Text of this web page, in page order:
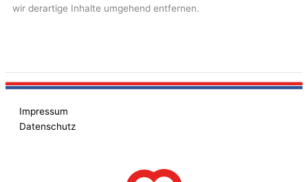
wir derartige Inhalte umgehend entfernen.
Impressum
Datenschutz